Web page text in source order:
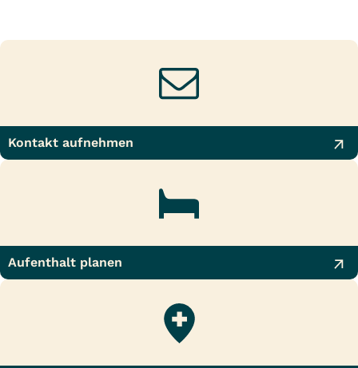
Kontakt aufnehmen
Aufenthalt planen